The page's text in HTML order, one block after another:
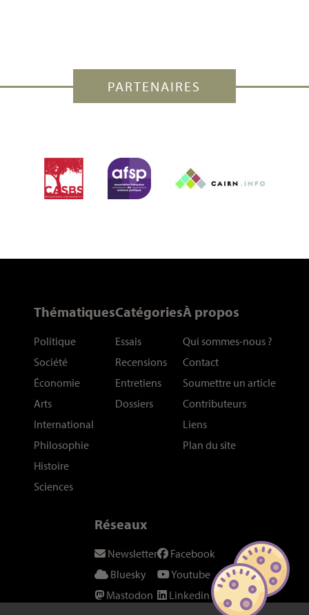
PARTENAIRES
Thématiques
Politique
Société
Économie
Arts
International
Philosophie
Histoire
Sciences
Catégories
Essais
Recensions
Entretiens
Dossiers
À propos
Qui sommes-nous ?
Contact
Soumettre un article
Contributeurs
Liens
Plan du site
Réseaux
Newsletter
Bluesky
Mastodon
Facebook
Youtube
Linkedin